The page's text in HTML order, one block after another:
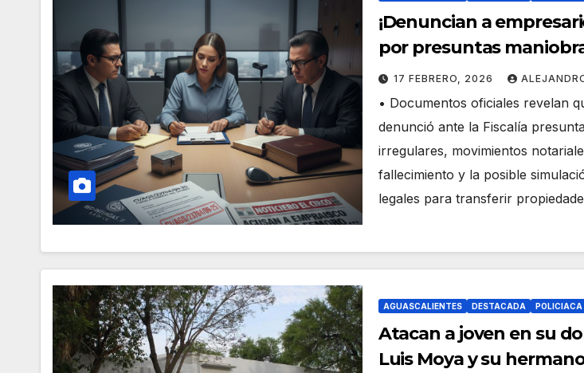
¡Denuncian a
por presuntas
apropiarse de bienes de
NN!
17 FEBRERO, 2026
• Documentos oficiales revelan
denunció ante la Fiscalía
irregulares, movimientos
fallecimiento y la posible
legales para transferir
AGUASCALIENTES DESTACADA POLICIACA
Atacan a joven en su
Luis Moya y su